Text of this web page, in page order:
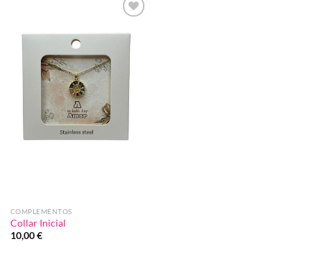
a la
lista de
COMPLEMENTOS
Collar Inicial
10,00€